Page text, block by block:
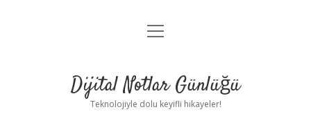
Anasayfa
Yasal Uyarı
menüyü
Dijital Notlar Günlüğü
Teknolojiyle dolu keyifli hikayeler!